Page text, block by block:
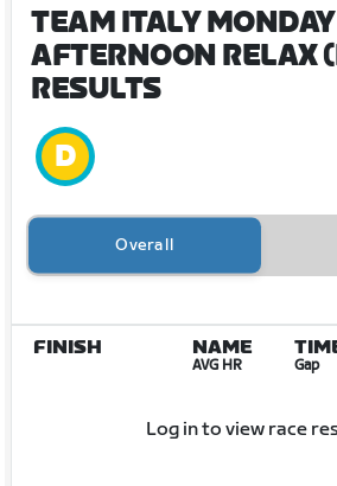
TEAM ITALY MONDAY
AFTERNOON RELAX
RESULTS
Overall
FINISH NAME
AVG HR Gap
Log in to view race